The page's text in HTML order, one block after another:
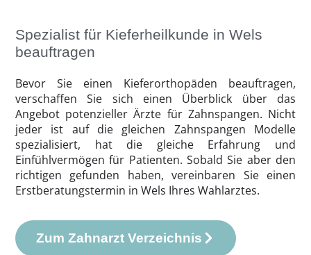
Spezialist für Kieferheilkunde in Wels
beauftragen
Bevor Sie einen Kieferorthopäden beauftragen,
verschaffen Sie sich einen Überblick über das
Angebot potenzieller Ärzte für Zahnspangen. Nicht
jeder ist auf die gleichen Zahnspangen Modelle
spezialisiert, hat die gleiche Erfahrung und
Einfühlvermögen für Patienten. Sobald Sie aber den
richtigen gefunden haben, vereinbaren Sie einen
Erstberatungstermin in Wels Ihres Wahlarztes.
Zum Zahnarzt Verzeichnis